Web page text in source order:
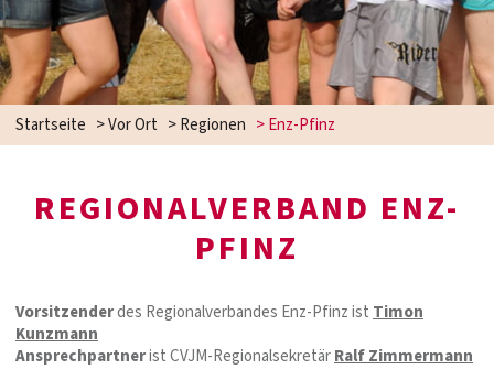
Startseite >Vor Ort >Regionen >Enz-Pfinz
REGIONALVERBAND ENZ-
PFINZ
Vorsitzenderdes Regionalverbandes Enz-Pfinz ist Timon
Kunzmann
Ansprechpartnerist CVJM-RegionalsekretärRalf Zimmermann